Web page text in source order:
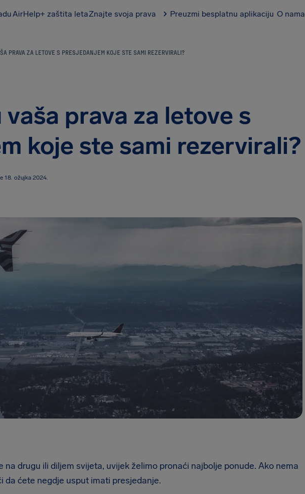
AirHelp+ zaštita letaZnajte svoja prava Preuzmi besplatnu aplikaciju O nama
PRAVA ZA LETOVE S PRESJEDANJEM KOJE STE SAMI REZERVIRALI?
vaša prava za letove s
koje ste sami rezervirali?
18. ožujka 2024.
na drugu ili diljem svijeta, uvijek želimo pronaći najbolje ponude. Ako nema
da ćete negdje usput imati presjedanje.